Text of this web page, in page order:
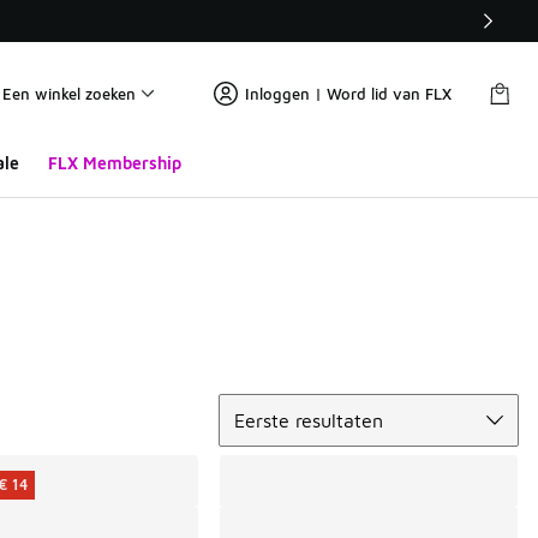
Een winkel zoeken Inloggen | Word lid van FLX
FLX Membership
Eerste resultaten
14